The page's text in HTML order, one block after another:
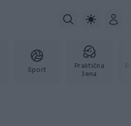
Sport
Praktična
žena